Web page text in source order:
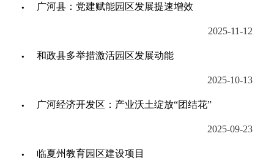
广河县：党建赋能园区发展提速增效
2025-11-12
和政县多举措激活园区发展动能
2025-10-13
广河经济开发区：产业沃土绽放“团结花”
2025-09-23
临夏州教育园区建设项目